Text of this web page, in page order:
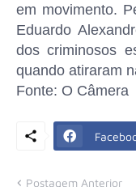
em movimento.
Eduardo
dos criminosos
quando atiraram
Fonte: O Câmera
Postagem Anterior